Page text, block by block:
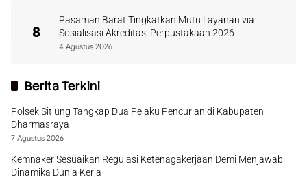
8
Pasaman Barat Tingkatkan Mutu Layanan via
Sosialisasi Akreditasi Perpustakaan 2026
4 Agustus 2026
Berita Terkini
Polsek Sitiung Tangkap Dua Pelaku Pencurian di Kabupaten
Dharmasraya
7 Agustus 2026
Kemnaker Sesuaikan Regulasi Ketenagakerjaan Demi Menjawab
Dinamika Dunia Kerja